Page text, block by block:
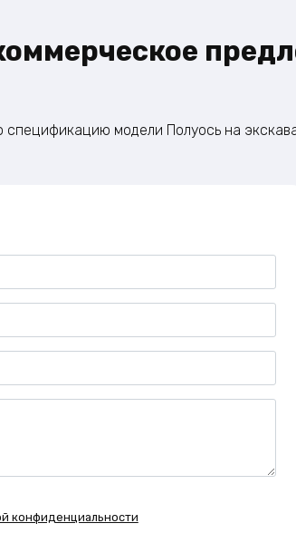
спецификацию модели Полуось на
конфиденциальности